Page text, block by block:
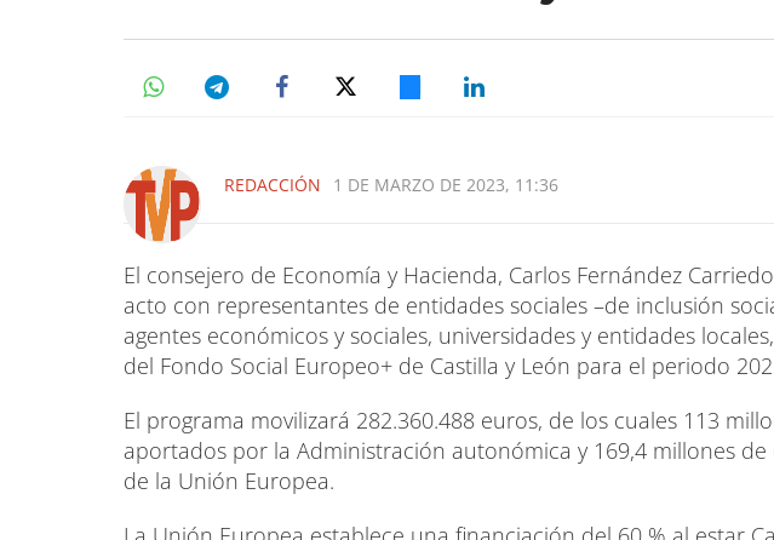
REDACCIÓN 1 DE MARZO DE 2023, 11:36
El consejero de Economía y Hacienda, Carlos Fernández
acto con representantes de entidades sociales –de inclusión
agentes económicos y sociales, universidades y entidades
del Fondo Social Europeo+ de Castilla y León para el periodo
El programa movilizará 282.360.488 euros, de los cuales 113
aportados por la Administración autonómica y 169,4 millones de
de la Unión Europea.